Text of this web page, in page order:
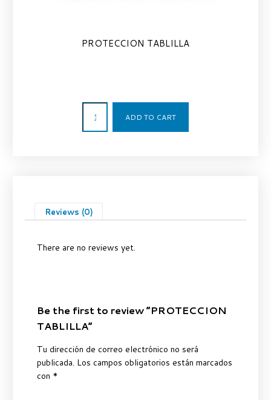
PROTECCION TABLILLA
ADD TO CART
Reviews (0)
There are no reviews yet.
Be the first to review “PROTECCION
TABLILLA”
Tu dirección de correo electrónico no será
publicada. Los campos obligatorios están marcados
con *